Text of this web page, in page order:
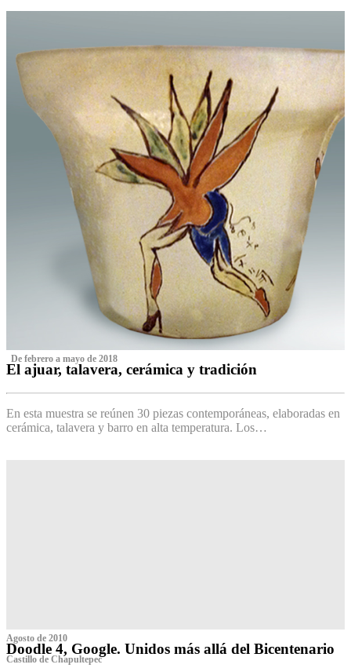
‌ De febrero a mayo de 2018
El ajuar, talavera, cerámica y tradición
En esta muestra se reúnen 30 piezas contemporáneas, elaboradas en
cerámica, talavera y barro en alta temperatura. Los…
Agosto de 2010
Doodle 4, Google. Unidos más allá del Bicentenario
Castillo de Chapultepec